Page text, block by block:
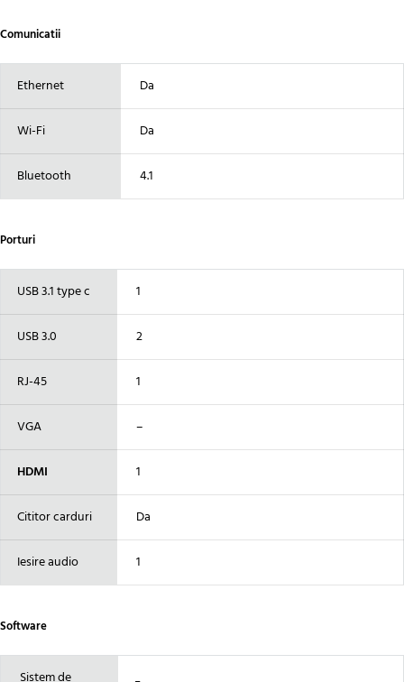
Comunicatii
Ethernet Da
Wi-Fi Da
Bluetooth 4.1
Porturi
USB 3.1 type c 1
USB 3.0 2
RJ-45 1
VGA –
HDMI 1
Cititor carduri Da
Iesire audio 1
Software